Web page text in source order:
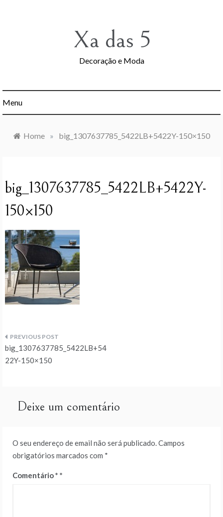
Xa das 5
Decoração e Moda
Menu
Home » big_1307637785_5422LB+5422Y-150×150
big_1307637785_5422LB+5422Y-
150×150
Navegação
de
big_1307637785_5422LB+54
22Y-150×150
Deixe um comentário
O seu endereço de email não será publicado.Campos
obrigatórios marcados com *
Comentário*